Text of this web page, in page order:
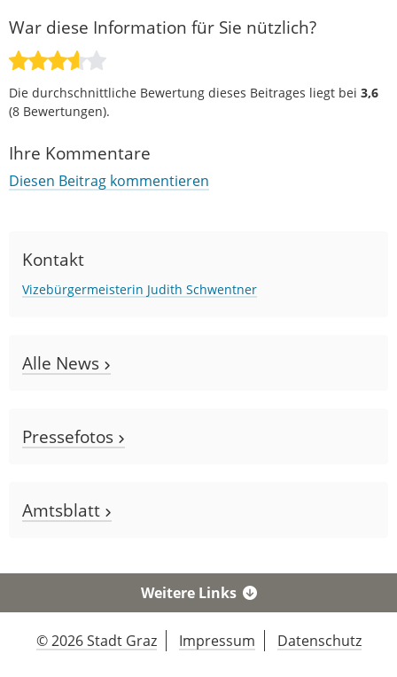
War diese Information für Sie nützlich?
Die durchschnittliche Bewertung dieses Beitrages liegt bei 3,6
(8 Bewertungen).
Ihre Kommentare
Diesen Beitrag kommentieren
Kontakt
Vizebürgermeisterin Judith Schwentner
Alle News
Pressefotos
Amtsblatt
Weitere Links
© 2026 Stadt Graz Impressum Datenschutz